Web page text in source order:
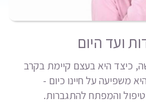
ועד היום
כיצד היא בעצם קיימת בקרב
משפיעה על חיינו כיום -
והמפתח להתגברות.